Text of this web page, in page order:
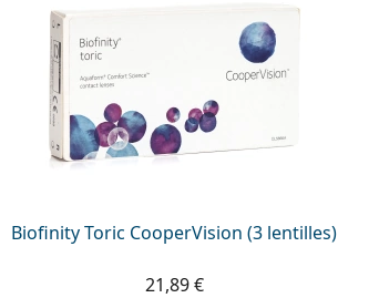
Biofinity Toric CooperVision (3 lentilles)
21,89 €